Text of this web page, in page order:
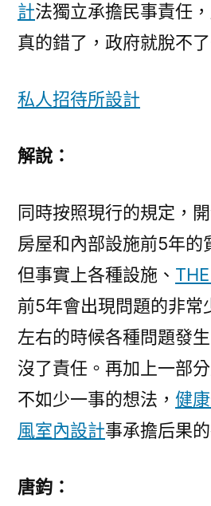
計法獨立承擔民事責任
真的錯了，政府就脫不了
私人招待所設計
解說：
同時按照現行的規定，
房屋和內部設施前5年的
但事實上各種設施、
前5年會出現問題的非常
左右的時候各種問題發
沒了責任。再加上一部
不如少一事的想法， 健
風室內設計事承擔后果
唐鈞：